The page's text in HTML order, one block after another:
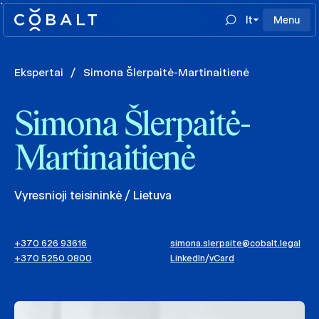
`
lt
Menu
Ekspertai / Simona Šlerpaitė-Martinaitienė
Simona Šlerpaitė-
Martinaitienė
Vyresnioji teisininkė / Lietuva
+370 626 93616
+370 5250 0800
simona.slerpaite@cobalt.legal
LinkedIn/vCard